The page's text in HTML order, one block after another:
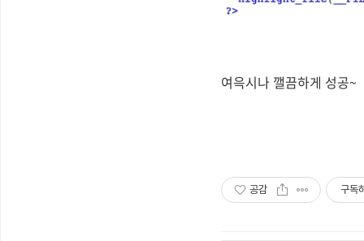
여윽시나 깰끔하게 성공~
공감 구독